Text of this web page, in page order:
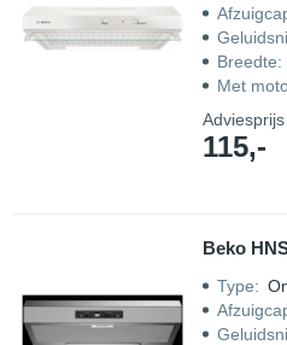
Breedte:
Met
Adviesprijs
115,-
Beko
Type: